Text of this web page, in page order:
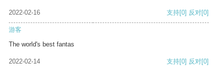
2022-02-16 支持[0] 反对[0]
游客
The world's best fantas
2022-02-14 支持[0] 反对[0]